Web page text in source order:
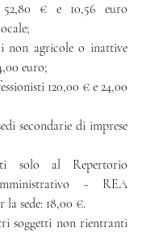
52,80 € e 10,56 euro
non agricole o inattive
euro;
120,00 € e 24,00
secondarie di imprese
solo al Repertorio
- REA
la sede: 18,00 €.
soggetti non rientranti